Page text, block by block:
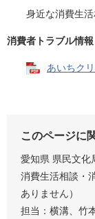
身近な消費生活
消費者トラブル情
あいちク
このページに
愛知県 県民文
消費生活相談・
ありません）
担当：横溝、竹